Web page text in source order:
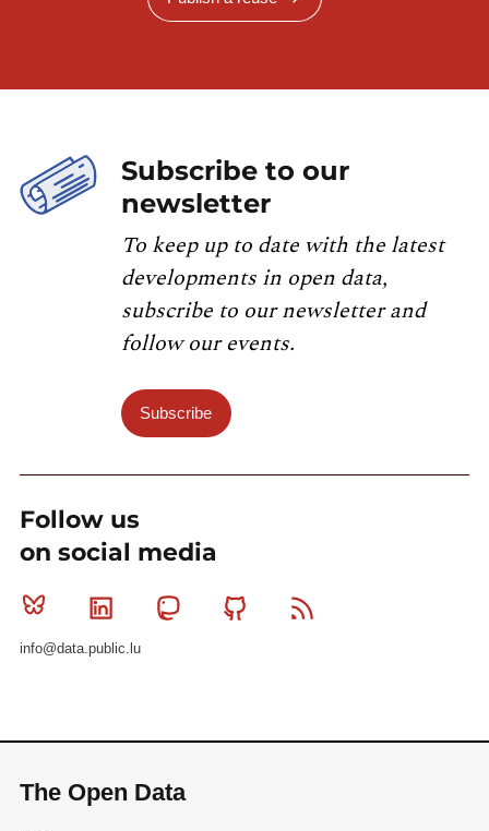
Subscribe to our
newsletter
To keep up to date with the latest
developments in open data,
subscribe to our newsletter and
follow our events.
Subscribe
Follow us
on social media
Bluesky Linkedin MastodonGithub
info@data.public.lu
The Open Data